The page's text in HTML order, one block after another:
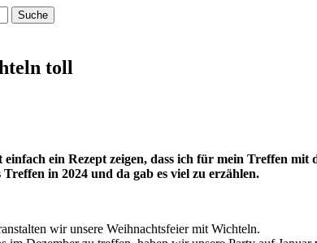
toll
ein Rezept zeigen, dass ich für mein Treffen
in 2024 und da gab es viel zu erzählen.
wir unsere Weihnachtsfeier mit Wichteln.